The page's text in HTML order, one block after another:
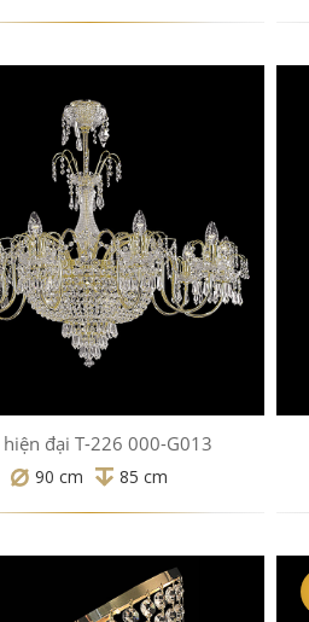
đại T-226 000-G013
90 cm 85 cm